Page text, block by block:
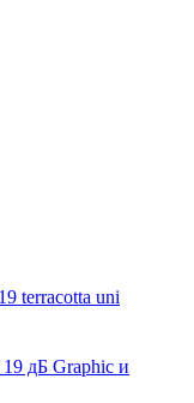
дБ Graphic и